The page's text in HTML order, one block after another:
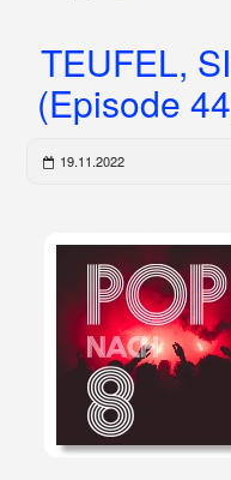
TEUFEL,
(Episode
19.11.2022